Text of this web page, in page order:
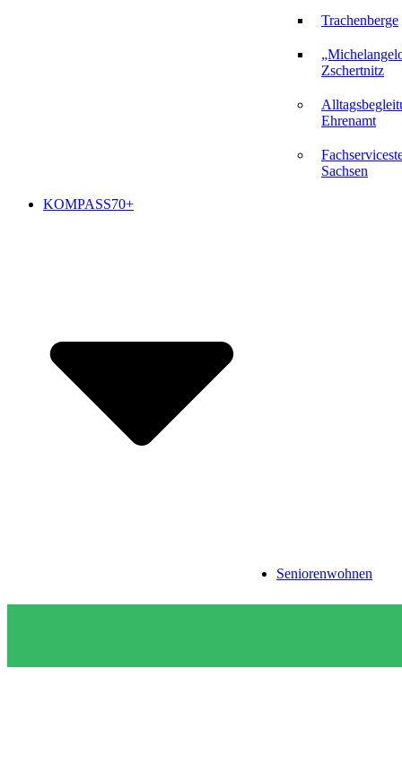
KOMPASS70+
Trachenberge
Zschertnitz
Ehrenamt
Sachsen
Seniorenwohnen